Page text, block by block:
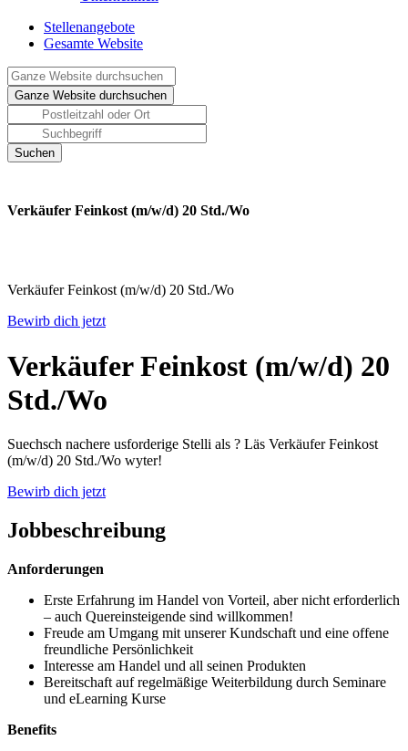
Stellenangebote
Gesamte Website
Verkäufer Feinkost (m/w/d) 20 Std./Wo
Verkäufer Feinkost (m/w/d) 20 Std./Wo
Bewirb dich jetzt
Verkäufer Feinkost (m/w/d) 20
Std./Wo
Suechsch nachere usforderige Stelli als ? Läs Verkäufer Feinkost
(m/w/d) 20 Std./Wo wyter!
Bewirb dich jetzt
Jobbeschreibung
Anforderungen
Erste Erfahrung im Handel von Vorteil, aber nicht erforderlich
– auch Quereinsteigende sind willkommen!
Freude am Umgang mit unserer Kundschaft und eine offene
freundliche Persönlichkeit
Interesse am Handel und all seinen Produkten
Bereitschaft auf regelmäßige Weiterbildung durch Seminare
und eLearning Kurse
Benefits